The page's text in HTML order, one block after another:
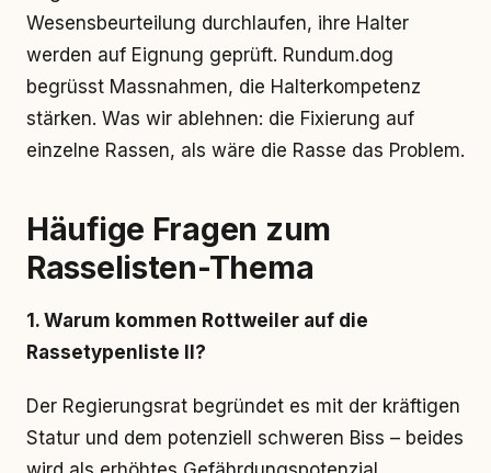
Wesensbeurteilung durchlaufen, ihre Halter
werden auf Eignung geprüft. Rundum.dog
begrüsst Massnahmen, die Halterkompetenz
stärken. Was wir ablehnen: die Fixierung auf
einzelne Rassen, als wäre die Rasse das Problem.
Häufige Fragen zum
Rasselisten-Thema
1. Warum kommen Rottweiler auf die
Rassetypenliste II?
Der Regierungsrat begründet es mit der kräftigen
Statur und dem potenziell schweren Biss – beides